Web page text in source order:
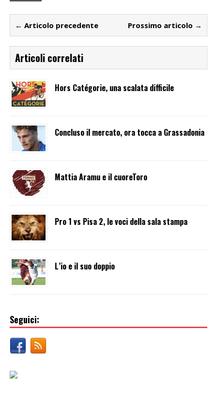
← Articolo precedente Prossimo articolo →
Articoli correlati
Hors Catégorie, una scalata difficile
Concluso il mercato, ora tocca a Grassadonia
Mattia Aramu e il cuoreToro
Pro 1 vs Pisa 2, le voci della sala stampa
L’io e il suo doppio
Seguici: